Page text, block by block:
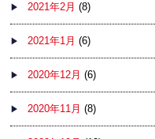
2021年2月 (8)
2021年1月 (6)
2020年12月 (6)
2020年11月 (8)